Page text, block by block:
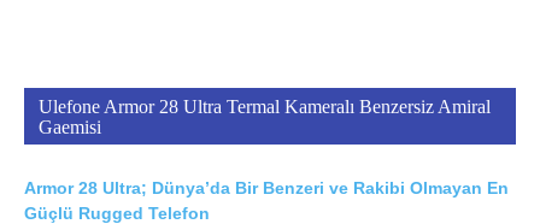
Ulefone Armor 28 Ultra Termal Kameralı Benzersiz Amiral
Gaemisi
Armor 28 Ultra; Dünya’da Bir Benzeri ve Rakibi Olmayan En
Güçlü Rugged Telefon